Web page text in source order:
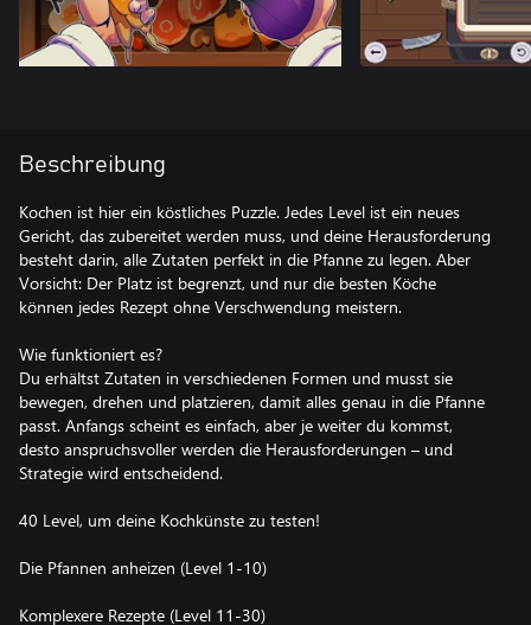
Beschreibung
Kochen ist hier ein köstliches Puzzle. Jedes Level ist ein neues
Gericht, das zubereitet werden muss, und deine Herausforderung
besteht darin, alle Zutaten perfekt in die Pfanne zu legen. Aber
Vorsicht: Der Platz ist begrenzt, und nur die besten Köche
können jedes Rezept ohne Verschwendung meistern.
Wie funktioniert es?
Du erhältst Zutaten in verschiedenen Formen und musst sie
bewegen, drehen und platzieren, damit alles genau in die Pfanne
passt. Anfangs scheint es einfach, aber je weiter du kommst,
desto anspruchsvoller werden die Herausforderungen – und
Strategie wird entscheidend.
40 Level, um deine Kochkünste zu testen!
Die Pfannen anheizen (Level 1-10)
Komplexere Rezepte (Level 11-30)